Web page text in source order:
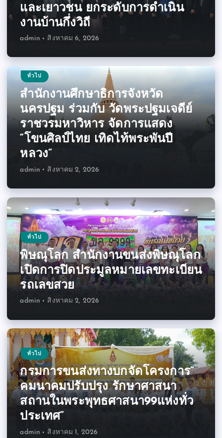
และเยาวชน ยกระดับการดำเนิน
งานบ้านกึ่งวิถี
admin สิงหาคม 6, 2026
ทั่วไป
สำนักงานศึกษาธิการจังหวัด
นครปฐม ร่วมกับ วัดพระปฐมเจดีย์
ราชวรมหาวิหาร จัดการแสดง
“โขนศิลป์ไทย เทิดไท้พระพันปี
หลวง”
admin สิงหาคม 2, 2026
ทั่วไป
พิษณุโลก สำนักงานขนส่งพิษณุโลก
เปิดการปิดประมูลหมายเลขทะเบียน
รถเลขสวย
admin สิงหาคม 2, 2026
ทั่วไป
กรมการขนส่งทางบกจัดโครงการ“
คมนาคมปรับปรุง รักษาศาสนา
สถานในพระพุทธศาสนา99แห่งทั่ว
ประเทศ”
admin สิงหาคม 1, 2026